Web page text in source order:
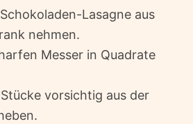
Lasagne aus
nehmen.
Messer in Quadrate
vorsichtig aus der